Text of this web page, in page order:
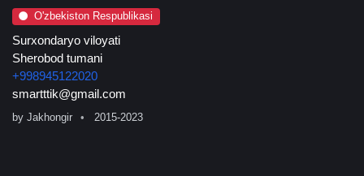
O'zbekiston Respublikasi
Surxondaryo viloyati
Sherobod tumani
+998945122020
smartttik@gmail.com
by Jakhongir 2015-2023